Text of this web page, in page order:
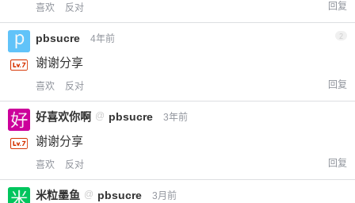
喜欢 反对 回复
pbsucre 4年前 2
谢谢分享
喜欢 反对 回复
好喜欢你啊 @ pbsucre 3年前
谢谢分享
喜欢 反对 回复
米粒墨鱼 @ pbsucre 3月前